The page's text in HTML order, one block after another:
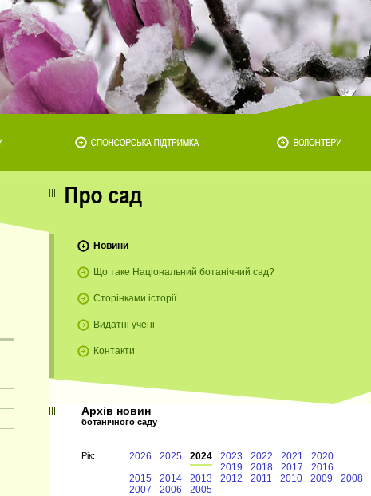
Новини
Що таке Національний ботанічний сад?
Сторінками історії
Видатні учені
Контакти
Архів новин
ботанічного саду
Рiк: 2026 2025 2024 2023 2022 2021
2020
2019
2018 2017
2016
2015
2014 2013 2012 2011 2010 2009
2008
2007
2006 2005